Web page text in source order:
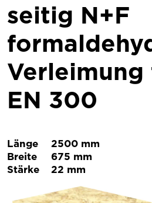
seitig N+F
Verleimung
EN 300
Länge
2500 mm
Breite
675 mm
Stärke
22 mm